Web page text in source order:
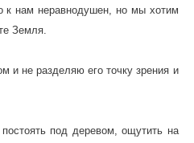
к нам неравнодушен, но мы хотим
Земля.
и не разделяю его точку зрения и
под деревом, ощутить на